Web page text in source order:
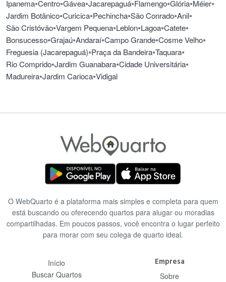
Ipanema•Centro•Gávea•Jacarepaguá•Flamengo•Glória•Méier•
Jardim Botânico•Curicica•Pechincha•São Conrado•Anil•
São Cristóvão•Vargem Pequena•Leblon•Lagoa•Catete•
Bonsucesso•Grajaú•Andaraí•Campo Grande•Cosme Velho•
Freguesia (Jacarepaguá)•Praça da Bandeira•Taquara•
Rio Comprido•Jardim Guanabara•Cidade Universitária•
Madureira•Jardim Carioca•Vidigal
O WebQuarto é a plataforma mais simples e completa para quem
está buscando ou oferecendo quartos para alugar ou moradias
compartilhadas. Em poucos passos, você encontra o lugar perfeito
para morar com seu colega de quarto ideal.
Início
Buscar Quartos
Empresa
Sobre